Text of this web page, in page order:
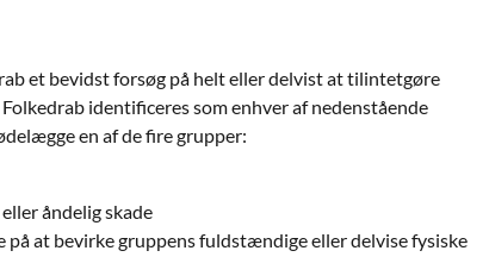
et bevidst forsøg på helt eller delvist at tilintetgøre
identificeres som enhver af nedenstående
en af de fire grupper:
åndelig skade
at bevirke gruppens fuldstændige eller delvise fysiske